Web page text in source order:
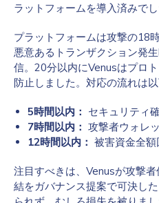
ラットフォームを導入済みでし
プラットフォームは攻撃の18
悪意あるトランザクション発
信。20分以内にVenusはプロ
防止しました。対応の流れは
5時間以内： セキュリティ
7時間以内： 攻撃者ウォレ
12時間以内： 被害資金全
注目すべきは、Venusが攻撃
結をガバナンス提案で可決し